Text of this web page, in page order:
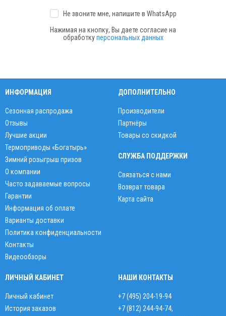
Не звоните мне, напишите в WhatsApp
Нажимая на кнопку, Вы даете согласие на
обработкуперсональных данных
ИНФОРМАЦИЯ
Сезонная распродажа
Отзывы
Лучшие акции
Термоприводы «Богатырь»
Зимний розыгрыш призов
О компании
Часто задаваемые вопросы
Гарантии
Информация об оплате
Варианты доставки
Политика конфиденциальности
Контакты
Видеообзоры
ДОПОЛНИТЕЛЬНО
Производители
Партнёры
Товары со скидкой
СЛУЖБА ПОДДЕРЖКИ
Связаться с нами
Возврат товара
Карта сайта
ЛИЧНЫЙ КАБИНЕТ
Личный кабинет
История заказов
НАШИ КОНТАКТЫ
+7 (495) 204-19-94
+7 (812) 244-94-74,